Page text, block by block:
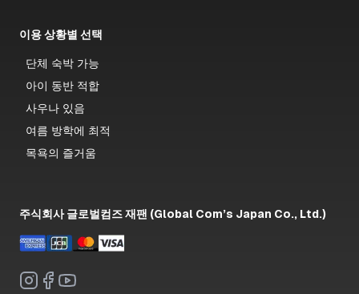
이용 상황별 선택
단체 숙박 가능
아이 동반 적합
사우나 있음
여름 방학에 최적
목욕의 즐거움
주식회사 글로벌컴즈 재팬 (Global Com’s Japan Co., Ltd.)